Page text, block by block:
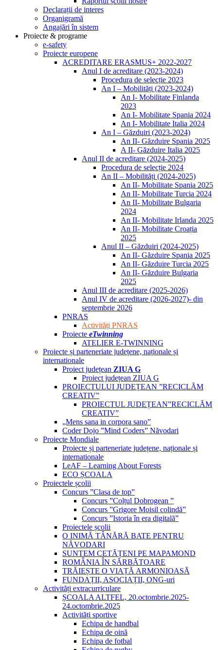
Declarații de interes
Organigramă
Angajări în sistem
Proiecte & programe
e-safety
Proiecte europene
ACREDITARE ERASMUS+ 2022-2027
Anul I de acreditare (2023-2024)
Procedura de selecție 2023
An I – Mobilități (2023-2024)
An I- Mobilitate Finlanda
2023
An I- Mobilitate Spania 2024
An I- Mobilitate Italia 2024
An I – Găzduiri (2023-2024)
An II- Găzduire Spania 2025
A II- Găzduire Italia 2025
Anul II de acreditare (2024-2025)
Procedura de selecție 2024
An II – Mobilități (2024-2025)
An II- Mobilitate Spania 2025
An II- Mobilitate Turcia 2024
An II- Mobilitate Bulgaria
2024
An II- Mobilitate Irlanda 2025
An II- Mobilitate Croația
2025
Anul II – Găzduiri (2024-2025)
An II- Găzduire Spania 2025
An II- Găzduire Turcia 2025
An II- Găzduire Bulgaria
2025
Anul III de acreditare (2025-2026)
Anul IV de acreditare (2026-2027)- din
septembrie 2026
PNRAS
Activități PNRAS
Proiecte eTwinning
ATELIER E-TWINNING
Proiecte și parteneriate județene, naționale și
internationale
Proiect județean ZIUA G
Proiect județean ZIUA G
PROIECTULUI JUDEȚEAN ”RECICLĂM
CREATIV”
PROIECTUL JUDEȚEAN”RECICLĂM
CREATIV”
„Mens sana in corpora sano”
Coder Dojo ”Mind Coders” Năvodari
Proiecte Mondiale
Proiecte și parteneriate județene, naționale și
internationale
LeAF – Learning About Forests
ECO ȘCOALA
Proiectele școlii
Concurs ”Clasa de top”
Concurs ”Colțul Dobrogean ”
Concurs ”Grigore Moisil colindă”
Concurs ”Istoria în era digitală”
Proiectele școlii
O INIMĂ TÂNĂRĂ BATE PENTRU
NĂVODARI
SUNTEM CETĂȚENI PE MAPAMOND
ROMÂNIA ÎN SĂRBĂTOARE
TRĂIEȘTE O VIAȚĂ ARMONIOASĂ
FUNDAȚII, ASOCIAȚII, ONG-uri
Activități extracurriculare
ȘCOALA ALTFEL, 20.octombrie.2025-
24.octombrie.2025
Activități sportive
Echipa de handbal
Echipa de oină
Echipa de fotbal